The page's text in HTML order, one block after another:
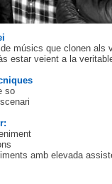
músics que clonen als
estar veient a la
so
amb elevada